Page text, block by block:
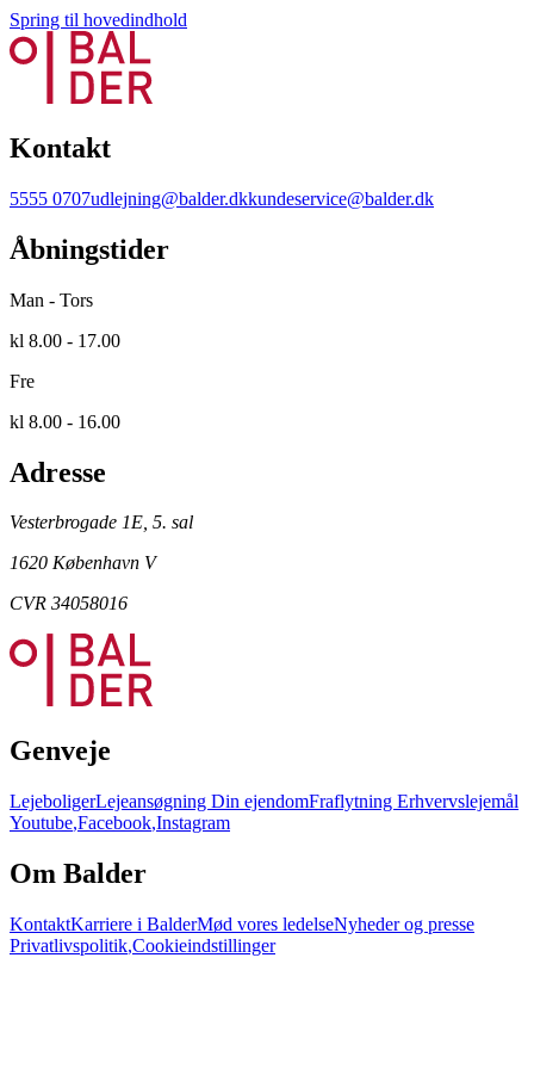
Spring til hovedindhold
Kontakt
5555 0707udlejning@balder.dkkundeservice@balder.dk
Åbningstider
Man - Tors
kl 8.00 - 17.00
Fre
kl 8.00 - 16.00
Adresse
Vesterbrogade 1E, 5. sal
1620 København V
CVR 34058016
Genveje
LejeboligerLejeansøgning Din ejendomFraflytning Erhvervslejemål
Youtube,Facebook,Instagram
Om Balder
KontaktKarriere i BalderMød vores ledelseNyheder og presse
Privatlivspolitik,Cookieindstillinger